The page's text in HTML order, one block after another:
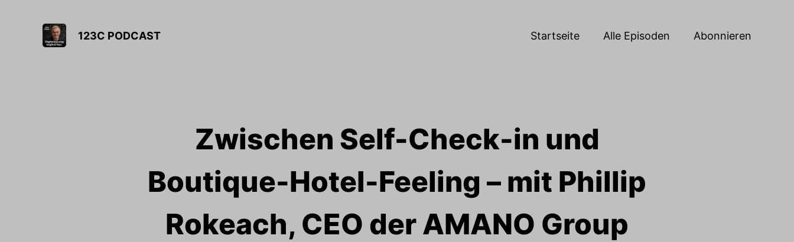
123C PODCAST Startseite Alle Episoden Abonnieren
Zwischen Self-Check-in und
Boutique-Hotel-Feeling – mit Phillip
Rokeach, CEO der AMANO Group